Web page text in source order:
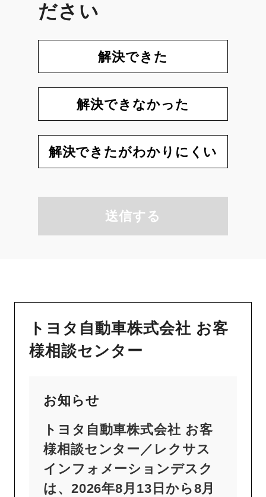
ださい
解決できた
解決できなかった
解決できたがわかりにくい
送信する
トヨタ自動車株式会社 お客
様相談センター
お知らせ
トヨタ自動車株式会社 お客
様相談センター／レクサス
インフォメーションデスク
は、2026年8月13日から8月